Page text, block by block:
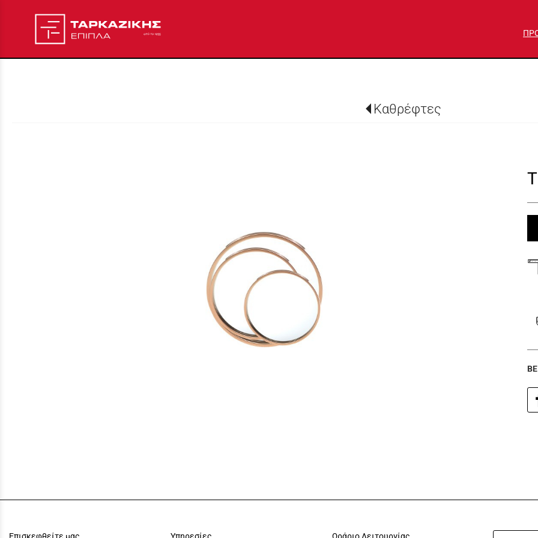
Καθρέφτες
Επισκεφθείτε μας Υπηρεσίες Ωράριο Λειτουργίας